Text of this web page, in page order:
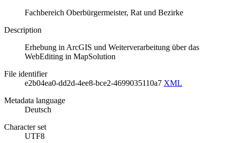
Fachbereich Oberbürgermeister, Rat und Bezirke
Description
Erhebung in ArcGIS und Weiterverarbeitung über das
WebEditing in MapSolution
File identifier
e2b04ea0-dd2d-4ee8-bce2-4699035110a7 XML
Metadata language
Deutsch
Character set
UTF8